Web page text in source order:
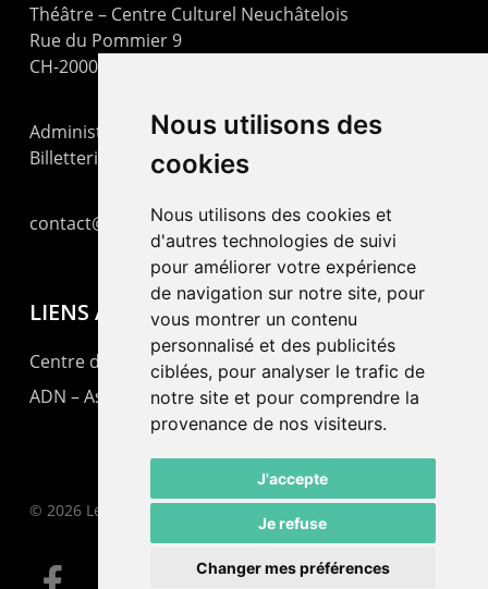
Nous utilisons des
cookies
Nous utilisons des cookies et
d'autres technologies de suivi
pour améliorer votre expérience
de navigation sur notre site, pour
vous montrer un contenu
personnalisé et des publicités
ciblées, pour analyser le trafic de
notre site et pour comprendre la
provenance de nos visiteurs.
J'accepte
Je refuse
Changer mes préférences
Théâtre – Centre Culturel Neuchâtelois
Rue du Pommier 9
CH-2000 Neuchâtel
Administration : +41 32 725 03 03
Billetterie : +41 32 725 05 05
contact@lepommier.ch
LIENS AMIS
Centre de culture ABC
ADN – Association Danse Neuchâtel
© 2026 Le Pommier.
facebook email